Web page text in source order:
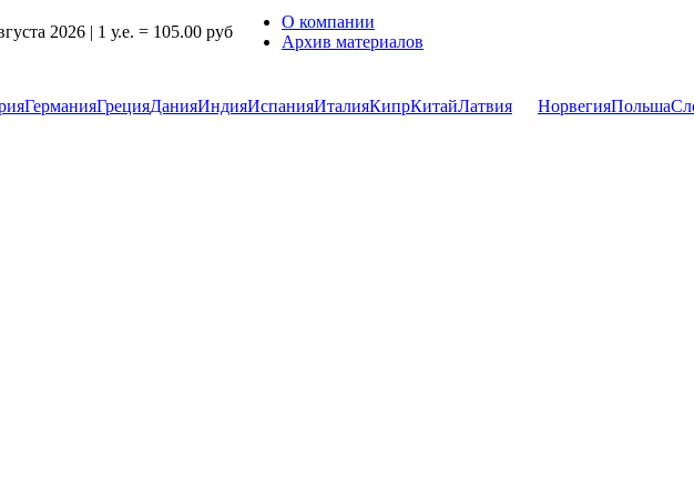
2026 | 1 у.е. = 105.00 руб
О компании
Архив материалов
ГерманияГрецияДанияИндияИспанияИталияКипрКитайЛатвия НорвегияПольша